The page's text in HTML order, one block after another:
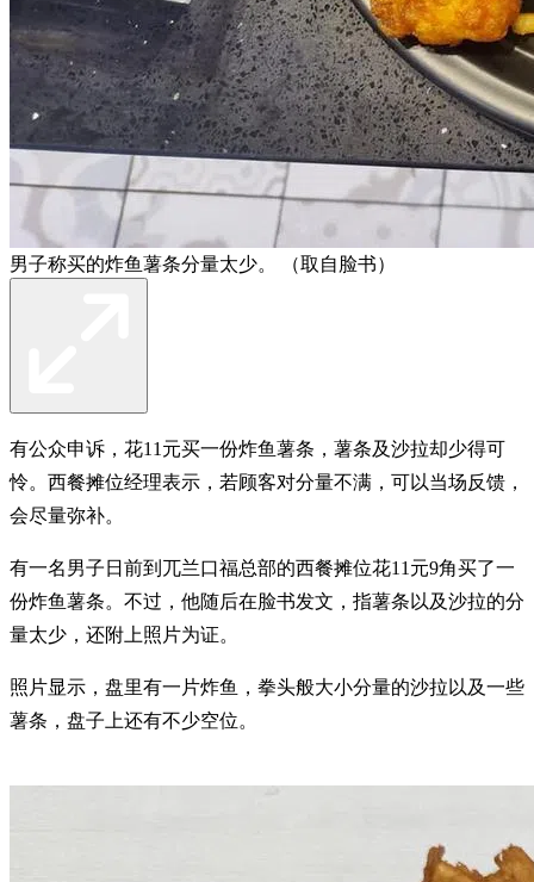
男子称买的炸鱼薯条分量太少。 （取自脸书）
有公众申诉，花11元买一份炸鱼薯条，薯条及沙拉却少得可
怜。西餐摊位经理表示，若顾客对分量不满，可以当场反馈，
会尽量弥补。
有一名男子日前到兀兰口福总部的西餐摊位花11元9角买了一
份炸鱼薯条。不过，他随后在脸书发文，指薯条以及沙拉的分
量太少，还附上照片为证。
照片显示，盘里有一片炸鱼，拳头般大小分量的沙拉以及一些
薯条，盘子上还有不少空位。